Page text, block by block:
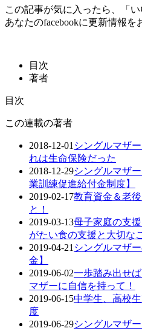
この記事が気に入ったら、「い
あなたのfacebookに更新情報を
目次
著者
目次
この連載の著者
2018-12-01 シングルマザ
れは生命保険だった
2018-12-29シングルマザ
業訓練促進給付金制度】
2019-02-17教育資金＆老
と！
2019-03-13母子家庭の支
がたい食の支援と大切な
2019-04-21 シングルマザ
金】
2019-06-02一歩踏み出せ
マザーに自信を持って！
2019-06-15中学生、高校
度
2019-06-29シングルマザ